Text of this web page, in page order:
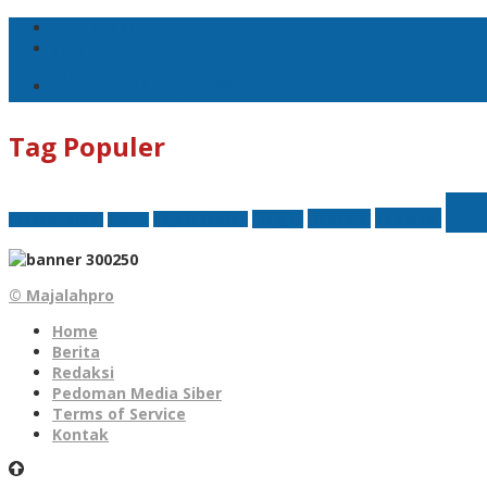
Tag Populer
© Majalahpro
Home
Berita
Redaksi
Pedoman Media Siber
Terms of Service
Kontak